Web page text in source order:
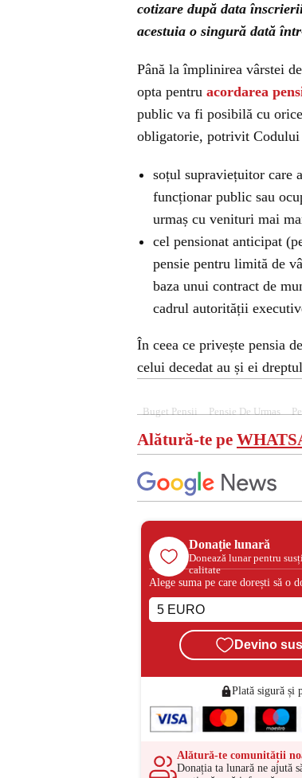
cotizare după data
acestuia o singură dată
Până la împlinirea vârstei
opta pentru acordarea
public va fi posibilă cu
obligatorie, potrivit
soțul supraviețuitor care
funcționar public sau
urmaș cu venituri mai
cel pensionat anticipat
pensie pentru limită de
baza unui contract de
cadrul autorității
În ceea ce privește pensia
celui decedat au și ei
Buget Pensii Pensie De Urmas
Alătură-te pe
Donație lunară
Donează lunar pentru
calitate
Alege suma pe care dorești să o
Devino
Plată sigură și
Alătură-te comunității
Donația ta lunară ne ajută